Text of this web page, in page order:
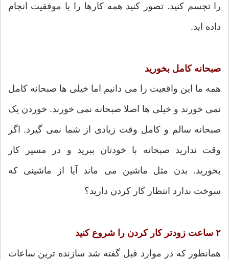
را تجسم کنید. تصور کنید همه کارها را با موفقیت انجام
داده اید.
صبحانه کامل بخورید
همه ما این واقعیت را می دانیم اما خیلی ها صبحانه کامل
نمی خورند و خیلی ها اصلا صبحانه نمی خورند. خوردن یک
صبحانه سالم و کامل وقت زیادی از شما نمی گیرد. اگر
وقت ندارید صبحانه با خودتان ببرید و در مسیر کار
بخورید. بدن مثل ماشین می ماند آیا از ماشینی که
سوخت ندارد انتظار کار کردن دارید؟
۲ ساعت زودتر کار کردن را شروع کنید
همانطور که در موارد قبل گفته شد سازنده ترین ساعات